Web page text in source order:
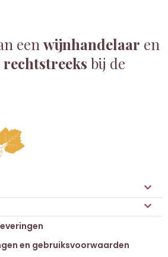
een wijnhandelaar en
bij de


en gebruiksvoorwaarden